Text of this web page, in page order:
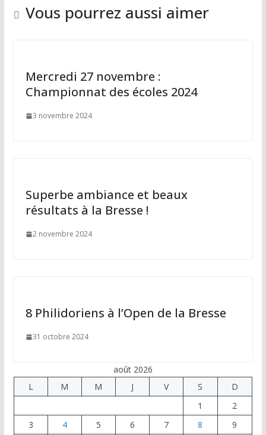
k
Vous pourrez aussi aimer
Mercredi 27 novembre :
Championnat des écoles 2024
3 novembre 2024
Superbe ambiance et beaux
résultats à la Bresse !
2 novembre 2024
8 Philidoriens à l’Open de la Bresse
31 octobre 2024
août 2026
L
M M J V S
D
1
2
3
4 5 6 7 8 9